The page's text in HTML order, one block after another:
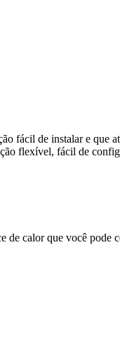
fácil de instalar e que
flexível, fácil de
calor que você pode